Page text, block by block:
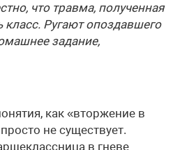
что травма, полученная
класс. Ругают опоздавшего
задание,
как «вторжение в
не существует.
в гневе